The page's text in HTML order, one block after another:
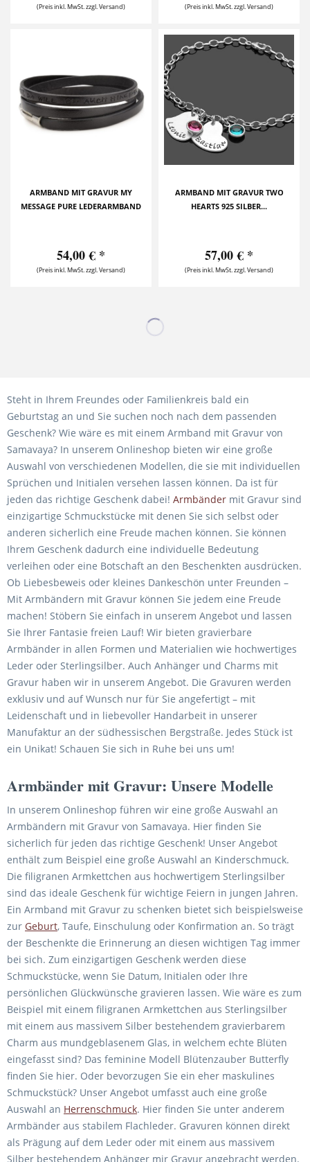
(Preis inkl. MwSt. zzgl. Versand) (Preis inkl. MwSt. zzgl. Versand)
ARMBAND MIT GRAVUR MY
MESSAGE PURE LEDERARMBAND
54,00 € *
(Preis inkl. MwSt. zzgl. Versand)
ARMBAND MIT GRAVUR TWO
HEARTS 925 SILBER...
57,00 € *
(Preis inkl. MwSt. zzgl. Versand)
Steht in Ihrem Freundes oder Familienkreis bald ein
Geburtstag an und Sie suchen noch nach dem passenden
Geschenk? Wie wäre es mit einem Armband mit Gravur von
Samavaya? In unserem Onlineshop bieten wir eine große
Auswahl von verschiedenen Modellen, die sie mit individuellen
Sprüchen und Initialen versehen lassen können. Da ist für
jeden das richtige Geschenk dabei! Armbänder mit Gravur sind
einzigartige Schmuckstücke mit denen Sie sich selbst oder
anderen sicherlich eine Freude machen können. Sie können
Ihrem Geschenk dadurch eine individuelle Bedeutung
verleihen oder eine Botschaft an den Beschenkten ausdrücken.
Ob Liebesbeweis oder kleines Dankeschön unter Freunden –
Mit Armbändern mit Gravur können Sie jedem eine Freude
machen! Stöbern Sie einfach in unserem Angebot und lassen
Sie Ihrer Fantasie freien Lauf! Wir bieten gravierbare
Armbänder in allen Formen und Materialien wie hochwertiges
Leder oder Sterlingsilber. Auch Anhänger und Charms mit
Gravur haben wir in unserem Angebot. Die Gravuren werden
exklusiv und auf Wunsch nur für Sie angefertigt – mit
Leidenschaft und in liebevoller Handarbeit in unserer
Manufaktur an der südhessischen Bergstraße. Jedes Stück ist
ein Unikat! Schauen Sie sich in Ruhe bei uns um!
Armbänder mit Gravur: Unsere Modelle
In unserem Onlineshop führen wir eine große Auswahl an
Armbändern mit Gravur von Samavaya. Hier finden Sie
sicherlich für jeden das richtige Geschenk! Unser Angebot
enthält zum Beispiel eine große Auswahl an Kinderschmuck.
Die filigranen Armkettchen aus hochwertigem Sterlingsilber
sind das ideale Geschenk für wichtige Feiern in jungen Jahren.
Ein Armband mit Gravur zu schenken bietet sich beispielsweise
zur Geburt, Taufe, Einschulung oder Konfirmation an. So trägt
der Beschenkte die Erinnerung an diesen wichtigen Tag immer
bei sich. Zum einzigartigen Geschenk werden diese
Schmuckstücke, wenn Sie Datum, Initialen oder Ihre
persönlichen Glückwünsche gravieren lassen. Wie wäre es zum
Beispiel mit einem filigranen Armkettchen aus Sterlingsilber
mit einem aus massivem Silber bestehendem gravierbarem
Charm aus mundgeblasenem Glas, in welchem echte Blüten
eingefasst sind? Das feminine Modell Blütenzauber Butterfly
finden Sie hier. Oder bevorzugen Sie ein eher maskulines
Schmuckstück? Unser Angebot umfasst auch eine große
Auswahl an Herrenschmuck. Hier finden Sie unter anderem
Armbänder aus stabilem Flachleder. Gravuren können direkt
als Prägung auf dem Leder oder mit einem aus massivem
Silber bestehendem Anhänger mir Gravur angebracht werden.